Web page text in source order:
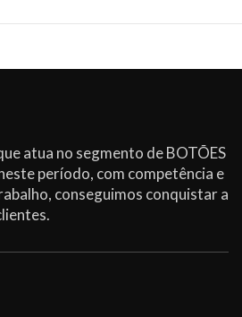
atua no segmento de BOTÕES
período, com competência e
conseguimos conquistar a